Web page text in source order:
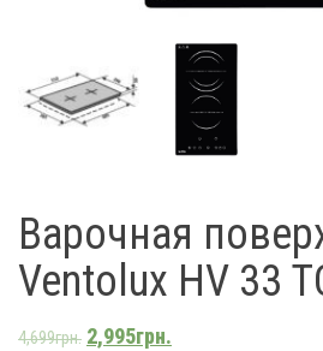
Варочная
Ventolux HV 33
4,699грн. 2,995грн.